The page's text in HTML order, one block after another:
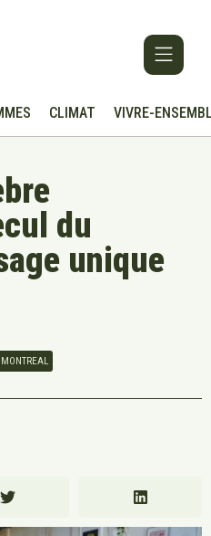
CLIMAT VIVRE-
du
unique
MONTREAL